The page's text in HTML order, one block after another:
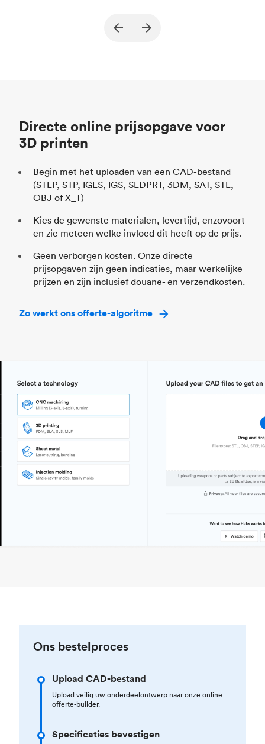
Constructiedelen en vacuümtools (End
Directe online prijsopgave voor
3D printen
Begin met het uploaden van een CAD-bestand
(STEP, STP, IGES, IGS, SLDPRT, 3DM, SAT, STL,
OBJ of X_T)
Kies de gewenste materialen, levertijd, enzovoort
en zie meteen welke invloed dit heeft op de prijs.
Geen verborgen kosten. Onze directe
prijsopgaven zijn geen indicaties, maar werkelijke
prijzen en zijn inclusief douane- en verzendkosten.
Zo werkt ons offerte-algoritme
Ons bestelproces
Upload CAD-bestand
Upload veilig uw onderdeelontwerp naar onze online
offerte-builder.
Specificaties bevestigen